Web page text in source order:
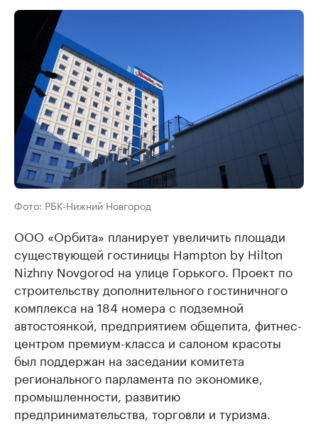
Фото: РБК-Нижний Новгород
ООО «Орбита» планирует увеличить площади
существующей гостиницы Hampton by Hilton
Nizhny Novgorod на улице Горького. Проект по
строительству дополнительного гостиничного
комплекса на 184 номера с подземной
автостоянкой, предприятием общепита, фитнес-
центром премиум-класса и салоном красоты
был поддержан на заседании комитета
регионального парламента по экономике,
промышленности, развитию
предпринимательства, торговли и туризма.